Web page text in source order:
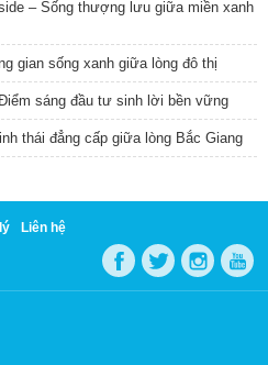
– Sống thượng lưu giữa miền xanh
gian sống xanh giữa lòng đô thị
sáng đầu tư sinh lời bền vững
thái đẳng cấp giữa lòng Bắc Giang
Liên hệ